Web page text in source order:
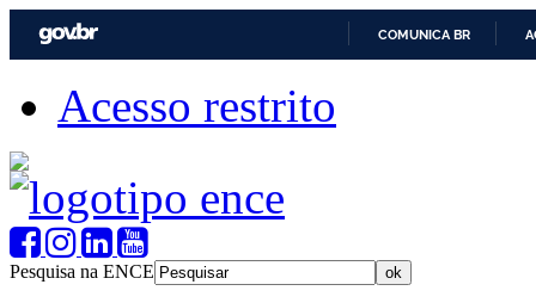
COMUNICA BR
Acesso restrito
Pesquisa na ENCE